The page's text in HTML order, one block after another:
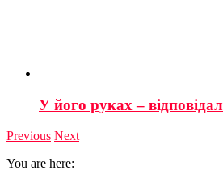
У його руках –
Previous Next
You are here: